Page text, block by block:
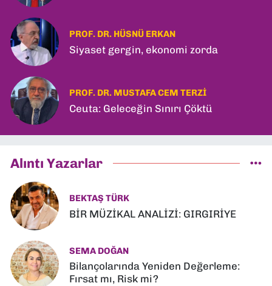
PROF. DR. HÜSNÜ ERKAN
Siyaset gergin, ekonomi zorda
PROF. DR. MUSTAFA CEM TERZI
Ceuta: Geleceğin Sınırı Çöktü
Alıntı Yazarlar
BEKTAŞ TÜRK
BİR MÜZİKAL ANALİZİ: GIRGIRİYE
SEMA DOĞAN
Bilançolarında Yeniden Değerleme:
Fırsat mı, Risk mi?